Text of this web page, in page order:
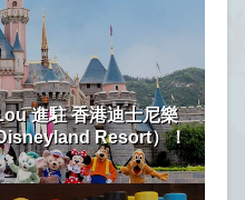
進駐 香港迪士尼樂
Resort）！